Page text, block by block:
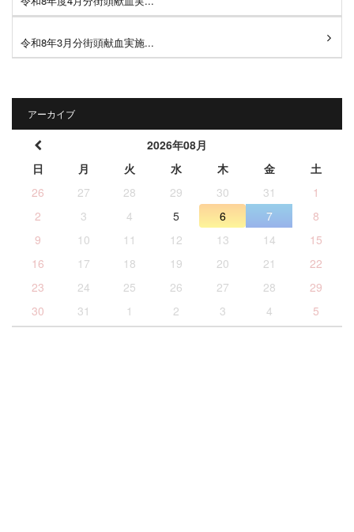
令和8年3月分街頭献血実施...
アーカイブ
2026年08月
日
月 火 水 木 金
土
26
27 28 29 30 31
1
2
3 4 5 6 7
8
9
10 11 12 13 14
15
16
17 18 19 20 21
22
23
24 25 26 27 28
29
30
31 1 2 3 4 5